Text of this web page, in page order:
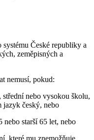
systému České republiky a
zeměpisných a
nemusí, pokud:
nebo vysokou školu,
jazyk český, nebo
nebo starší 65 let, nebo
které mu znemožňuje